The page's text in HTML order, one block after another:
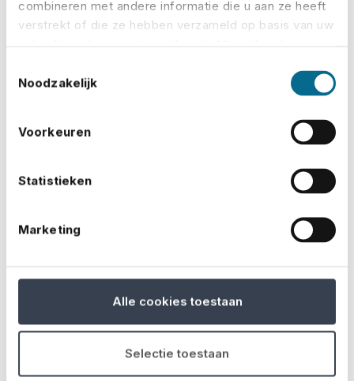
combineren met andere informatie die u aan ze heeft
verstrekt of die ze hebben verzameld op basis van uw
Noodzakelijk
Voorkeuren
Statistieken
Marketing
Alle cookies toestaan
Selectie toestaan
weersomstandigheden of andere onvoorziene
Aansprakelijkheid: voor schade aan materialen,
Schade aan en diefstal van gehuurde en eigen
of ijsbaan-apparatuur.
Vier de feestdagen zonder zorgen
planning en de juiste verzekering. Zo houd je de focus
op wat écht telt: bezoekers een warme, feestelijke tijd
bezorgen.